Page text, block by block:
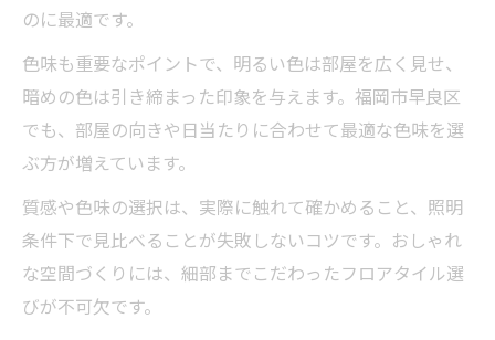
のに最適です。
色味も重要なポイントで、明るい色は部屋を広く見せ、
暗めの色は引き締まった印象を与えます。福岡市早良区
でも、部屋の向きや日当たりに合わせて最適な色味を選
ぶ方が増えています。
質感や色味の選択は、実際に触れて確かめること、照明
条件下で見比べることが失敗しないコツです。おしゃれ
な空間づくりには、細部までこだわったフロアタイル選
びが不可欠です。